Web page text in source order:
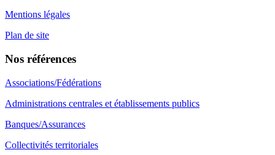
Mentions légales
Plan de site
Nos références
Associations/Fédérations
Administrations centrales et établissements publics
Banques/Assurances
Collectivités territoriales